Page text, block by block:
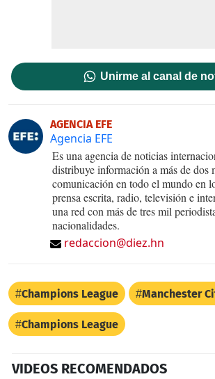
Unirme al canal de
AGENCIA EFE
Agencia EFE
Es una agencia de noticias
distribuye información a más de dos
comunicación en todo el mundo en
prensa escrita, radio, televisión e
una red con más de tres mil
nacionalidades.
redaccion@diez.hn
Champions League Manchester
Champions League
VIDEOS RECOMENDADOS